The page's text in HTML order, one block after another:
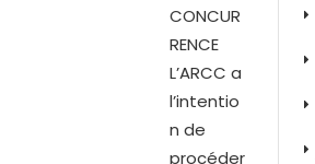
CONCUR
RENCE
L’ARCC a
l’intentio
n de
procéder